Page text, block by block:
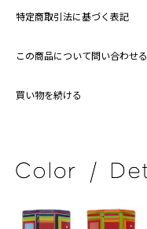
特定商取引法に基づく表記
この商品について問い合わせる
買い物を続ける